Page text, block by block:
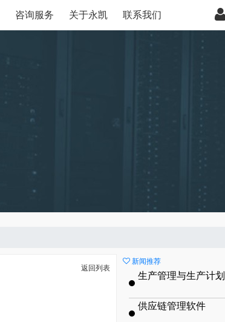
咨询服务 关于永凯 联系我们
返回列表
新闻推荐
供应链管理软件